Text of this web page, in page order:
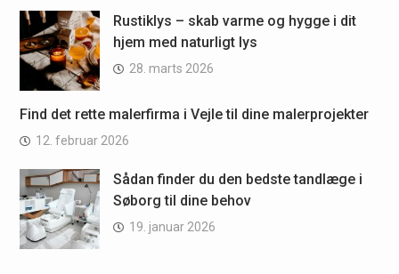
Rustiklys – skab varme og hygge i dit
hjem med naturligt lys
28. marts 2026
Find det rette malerfirma i Vejle til dine malerprojekter
12. februar 2026
Sådan finder du den bedste tandlæge i
Søborg til dine behov
19. januar 2026